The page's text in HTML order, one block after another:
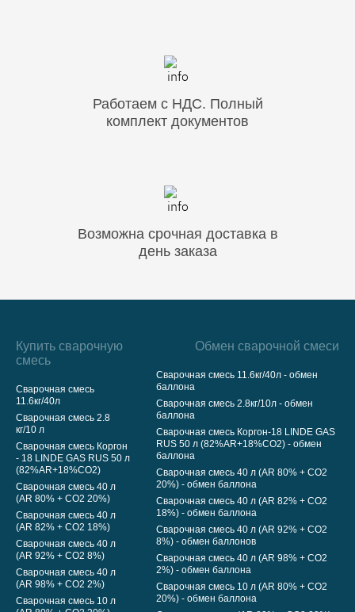
Работаем с НДС. Полный
комплект документов
Возможна срочная доставка в
день заказа
Купить сварочную
смесь
Сварочная смесь
11.6кг/40л
Сварочная смесь 2.8
кг/10 л
Сварочная смесь Коргон
- 18 LINDE GAS RUS 50 л
(82%AR+18%CO2)
Сварочная смесь 40 л
(AR 80% + CO2 20%)
Сварочная смесь 40 л
(AR 82% + CO2 18%)
Сварочная смесь 40 л
(AR 92% + CO2 8%)
Сварочная смесь 40 л
(AR 98% + CO2 2%)
Сварочная смесь 10 л
Обмен сварочной смеси
Сварочная смесь 11.6кг/40л - обмен
баллона
Сварочная смесь 2.8кг/10л - обмен
баллона
Сварочная смесь Коргон-18 LINDE GAS
RUS 50 л (82%AR+18%CO2) - обмен
баллона
Сварочная смесь 40 л (AR 80% + CO2
20%) - обмен баллона
Сварочная смесь 40 л (AR 82% + CO2
18%) - обмен баллона
Сварочная смесь 40 л (AR 92% + CO2
8%) - обмен баллонов
Сварочная смесь 40 л (AR 98% + CO2
2%) - обмен баллона
Сварочная смесь 10 л (AR 80% + CO2
20%) - обмен баллона